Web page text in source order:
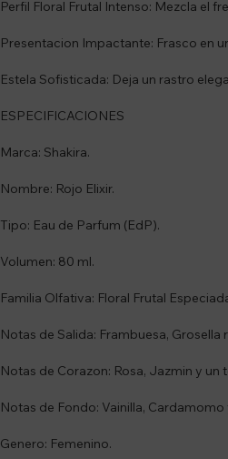
Perfil Floral Frutal Intenso: Mezcla el
Presentacion Impactante: Frasco en
Estela Sofisticada: Deja un rastro
ESPECIFICACIONES
Marca: Shakira.
Nombre: Rojo Elixir.
Tipo: Eau de Parfum (EdP).
Volumen: 80 ml.
Familia Olfativa: Floral Frutal
Notas de Salida: Frambuesa, Grosella
Notas de Corazon: Rosa, Jazmin y un
Notas de Fondo: Vainilla,
Genero: Femenino.